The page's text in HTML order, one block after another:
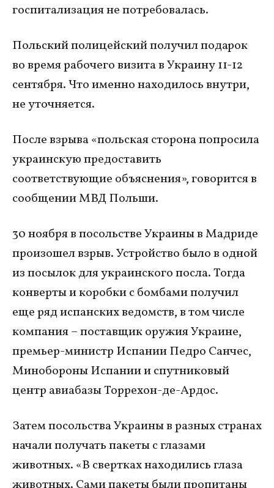
госпитализация не потребовалась.
Польский полицейский получил подарок
во время рабочего визита в Украину 11-12
сентября. Что именно находилось внутри,
не уточняется.
После взрыва «польская сторона попросила
украинскую предоставить
соответствующие объяснения», говорится в
сообщении МВД Польши.
30 ноября в посольстве Украины в Мадриде
произошел взрыв. Устройство было в одной
из посылок для украинского посла. Тогда
конверты и коробки с бомбами получил
еще ряд испанских ведомств, в том числе
компания – поставщик оружия Украине,
премьер-министр Испании Педро Санчес,
Минобороны Испании и спутниковый
центр авиабазы Торрехон-де-Ардос.
Затем посольства Украины в разных странах
начали получать пакеты с глазами
животных. «В свертках находились глаза